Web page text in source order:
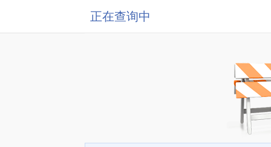
正在查询中